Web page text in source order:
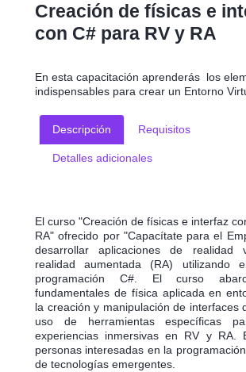
Creación de físicas e
con C# para RV y RA
En esta capacitación aprenderás los
indispensables para crear un Entorno
Descripción Requisitos
Detalles adicionales
El curso "Creación de físicas e interfaz
RA" ofrecido por "Capacítate para el
desarrollar aplicaciones de realidad
realidad aumentada (RA) utilizando
programación C#. El curso
fundamentales de física aplicada en
la creación y manipulación de interfaces
uso de herramientas específicas
experiencias inmersivas en RV y RA.
personas interesadas en la
de tecnologías emergentes.